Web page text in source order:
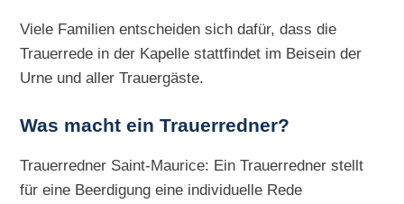
Viele Familien entscheiden sich dafür, dass die
Trauerrede in der Kapelle stattfindet im Beisein der
Urne und aller Trauergäste.
Was macht ein Trauerredner?
Trauerredner Saint-Maurice: Ein Trauerredner stellt
für eine Beerdigung eine individuelle Rede